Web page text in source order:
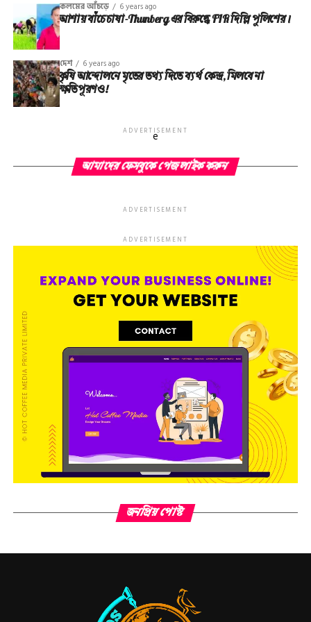
কলমের আঁচড়ে 6 years ago
আশায় বাঁচে চাষা-Thunberg এর বিরুদ্ধে FIR দিল্লি পুলিশের।
দেশ 6 years ago
কৃষি আন্দোলনে মৃতের তথ‌্য দিতে ব্যর্থ কেন্দ্র, মিলবে না
ক্ষতিপূরণও!
ADVERTISEMENT
e
আমাদের ফেসবুকে পেজ লাইক করুন
ADVERTISEMENT
ADVERTISEMENT
জনপ্রিয় পোস্ট